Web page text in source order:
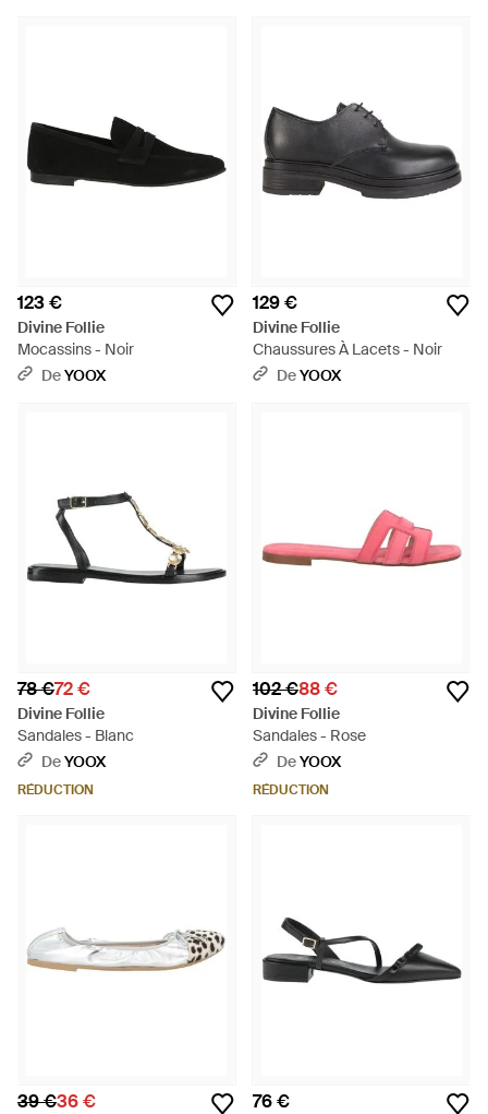
123 €
Divine Follie
Mocassins - Noir
DeYOOX
129 €
Divine Follie
Chaussures À Lacets - Noir
DeYOOX
78 €72 €
Divine Follie
Sandales - Blanc
DeYOOX
RÉDUCTION
102 €88 €
Divine Follie
Sandales - Rose
DeYOOX
RÉDUCTION
39 €36 € 76 €